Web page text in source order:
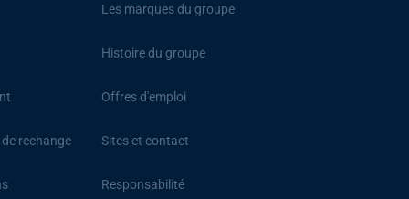
rechange
Les marques du groupe
Histoire du groupe
Offres d'emploi
Sites et contact
Responsabilité